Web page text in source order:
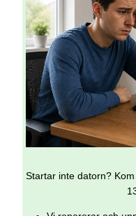
Startar inte datorn?